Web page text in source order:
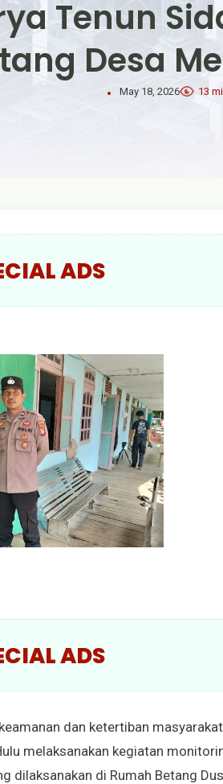
Tenun
Desa
May 18, 2026 13
ADS
ADS
dan ketertiban
melaksanakan kegiatan
dilaksanakan di Rumah Betang